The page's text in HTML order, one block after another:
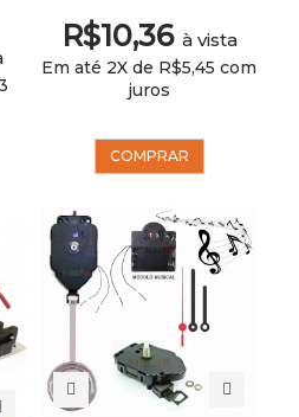
R$10,36 à vista
Em até 2X de R$5,45 com
juros
COMPRAR